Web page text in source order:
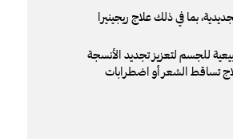
بما في ذلك علاج ريجينيرا
للجسم لتعزيز تجديد الأنسجة
تساقط الشعر أو اضطرابات